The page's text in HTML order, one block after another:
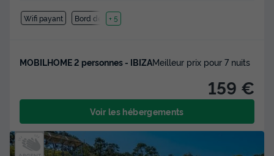
Wifi payant Bord de mer
+ 5
MOBILHOME 2 personnes - IBIZAMeilleur prix pour 7 nuits
159 €
Voir les hébergements